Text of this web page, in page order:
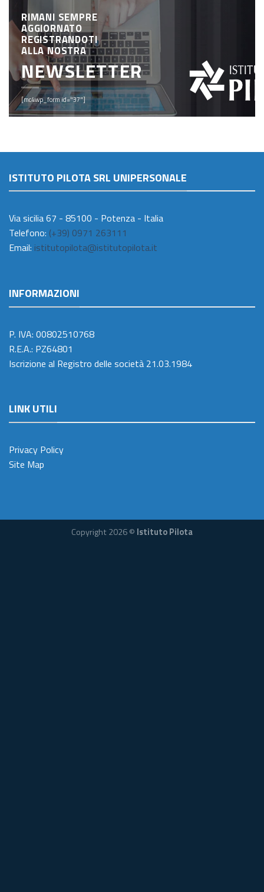
RIMANI SEMPRE
AGGIORNATO
REGISTRANDOTI
ALLA NOSTRA
NEWSLETTER
[mc4wp_form id="37"]
ISTITUTO PILOTA SRL UNIPERSONALE
Via sicilia 67 - 85100 - Potenza - Italia
Telefono: (+39) 0971 263111
Email: istitutopilota@istitutopilota.it
INFORMAZIONI
P. IVA: 00802510768
R.E.A.: PZ64801
Iscrizione al Registro delle società 21.03.1984
LINK UTILI
Privacy Policy
Site Map
Copyright 2026 © Istituto Pilota